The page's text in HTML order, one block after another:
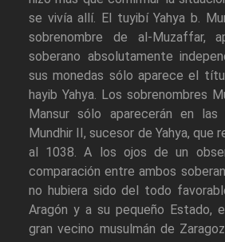
se vivía allí. El tuyibí Yahya b.
sobrenombre de al-Muzaffar,
soberano absolutamente
sus monedas sólo aparece el
hayib Yahya. Los sobrenombres
Mansur sólo aparecerán en
Mundhir II, sucesor de Yahya, que
al 1038. A los ojos de un
comparación entre ambos
no hubiera sido del todo
Aragón y a su pequeño Estado,
gran vecino musulmán de